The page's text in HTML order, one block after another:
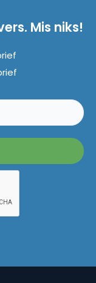
Mis niks!